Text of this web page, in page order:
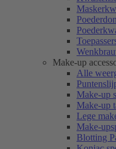
Make-up
Alle
Make-up
Make-up
Lege
Make-
Blotting